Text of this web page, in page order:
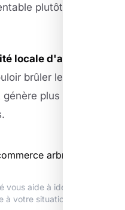
plutôt qu'un
locale d'abord,
brûler les étapes
plus de
vous aide à identifier la
à votre situation.